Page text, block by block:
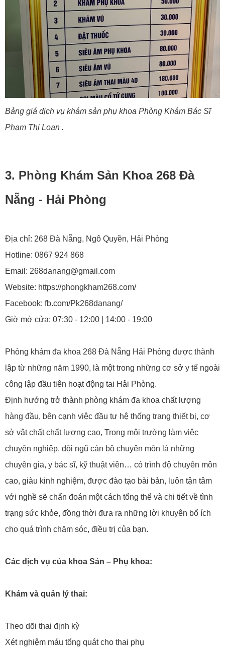
Bảng giá dịch vụ khám sản phụ khoa Phòng Khám Bác Sĩ
Phạm Thị Loan .
3. Phòng Khám Sản Khoa 268 Đà
Nẵng - Hải Phòng
Địa chỉ: 268 Đà Nẵng, Ngô Quyền, Hải Phòng
Hotline: 0867 924 868
Email: 268danang@gmail.com
Website: https://phongkham268.com/
Facebook: fb.com/Pk268danang/
Giờ mở cửa: 07:30 - 12:00 | 14:00 - 19:00
Phòng khám đa khoa 268 Đà Nẵng Hải Phòng được thành
lập từ những năm 1990, là một trong những cơ sở y tế ngoài
công lập đầu tiên hoạt động tai Hải Phòng.
Định hướng trở thành phòng khám đa khoa chất lượng
hàng đầu, bên cạnh việc đầu tư hệ thống trang thiết bị, cơ
sở vật chất chất lượng cao, Trong môi trường làm việc
chuyên nghiệp, đội ngũ cán bộ chuyên môn là những
chuyên gia, y bác sĩ, kỹ thuật viên… có trình độ chuyên môn
cao, giàu kinh nghiệm, được đào tạo bài bản, luôn tận tâm
với nghề sẽ chẩn đoán một cách tổng thể và chi tiết về tình
trạng sức khỏe, đồng thời đưa ra những lời khuyên bổ ích
cho quá trình chăm sóc, điều trị của bạn.
Các dịch vụ của khoa Sản – Phụ khoa:
Khám và quản lý thai:
Theo dõi thai định kỳ
Xét nghiệm máu tổng quát cho thai phụ